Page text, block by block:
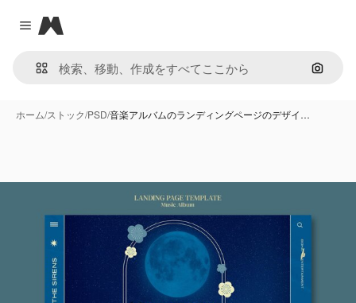
Close menu
Magnific
画像で
ホーム/ストック/PSD/音楽アルバムのランディングページのデザイ…